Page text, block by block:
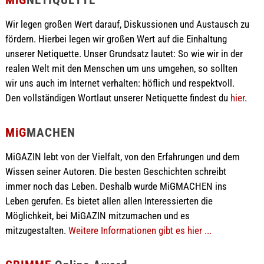
Wir legen großen Wert darauf, Diskussionen und Austausch zu
fördern. Hierbei legen wir großen Wert auf die Einhaltung
unserer Netiquette. Unser Grundsatz lautet: So wie wir in der
realen Welt mit den Menschen um uns umgehen, so sollten
wir uns auch im Internet verhalten: höflich und respektvoll.
Den vollständigen Wortlaut unserer Netiquette findest du hier.
MiGMACHEN
MiGAZIN lebt von der Vielfalt, von den Erfahrungen und dem
Wissen seiner Autoren. Die besten Geschichten schreibt
immer noch das Leben. Deshalb wurde MiGMACHEN ins
Leben gerufen. Es bietet allen allen Interessierten die
Möglichkeit, bei MiGAZIN mitzumachen und es
mitzugestalten. Weitere Informationen gibt es hier ...